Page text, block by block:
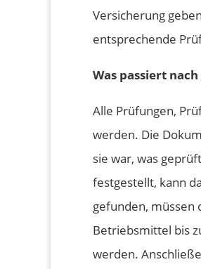
Versicherung
entsprechende
Was passiert
Alle Prüfungen,
werden. Die
sie war, was
festgestellt, kann
gefunden, müssen
Betriebsmittel bis
werden.